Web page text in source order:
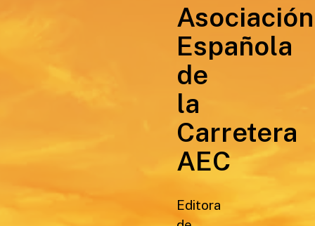
Asociación
Española
de
la
Carretera
AEC
Editora